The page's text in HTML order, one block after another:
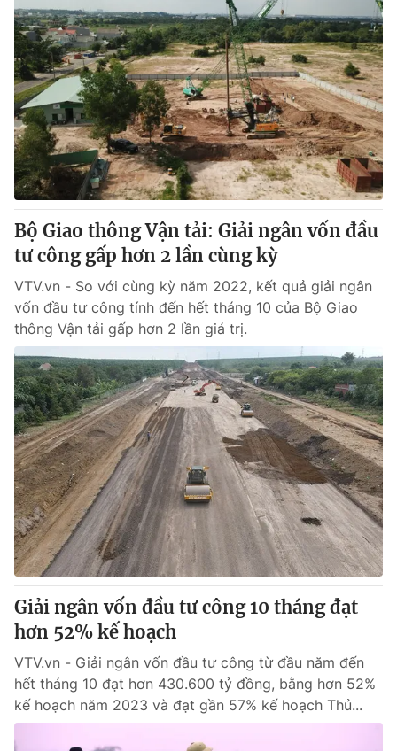
Bộ Giao thông Vận tải: Giải ngân vốn đầu
tư công gấp hơn 2 lần cùng kỳ
VTV.vn - So với cùng kỳ năm 2022, kết quả giải ngân
vốn đầu tư công tính đến hết tháng 10 của Bộ Giao
thông Vận tải gấp hơn 2 lần giá trị.
Giải ngân vốn đầu tư công 10 tháng đạt
hơn 52% kế hoạch
VTV.vn - Giải ngân vốn đầu tư công từ đầu năm đến
hết tháng 10 đạt hơn 430.600 tỷ đồng, bằng hơn 52%
kế hoạch năm 2023 và đạt gần 57% kế hoạch Thủ...